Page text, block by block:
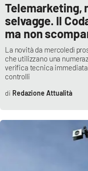
Telemarketing,
selvagge. Il
ma non
La novità da mercoledì
che utilizzano una
verifica tecnica
controlli
Redazione Attualità